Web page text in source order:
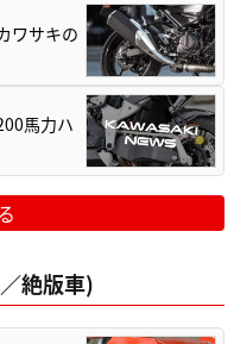
ワサキの
馬力ハ
絶版車)